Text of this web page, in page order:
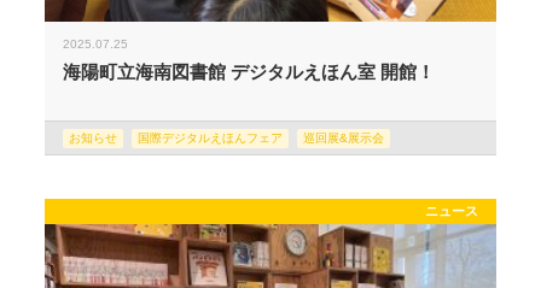
2025.07.25
海陽町立海南図書館 デジタルえほん室 開館！
お知らせ 国際デジタルえほんフェア 巡回展&展示会
ニュース